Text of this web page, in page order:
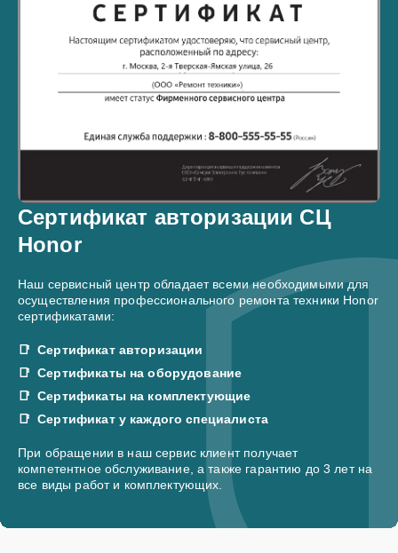
Сертификат авторизации СЦ
Honor
Наш сервисный центр обладает всеми необходимыми для
осуществления профессионального ремонта техники Honor
сертификатами:
Сертификат авторизации
Сертификаты на оборудование
Сертификаты на комплектующие
Сертификат у каждого специалиста
При обращении в наш сервис клиент получает
компетентное обслуживание, а также гарантию до 3 лет на
все виды работ и комплектующих.